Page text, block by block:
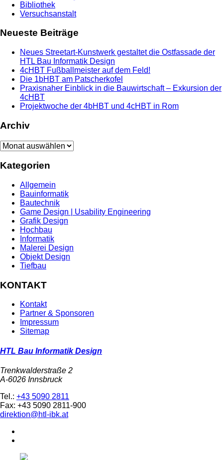
Bibliothek
Versuchsanstalt
Neueste Beiträge
Neues Streetart-Kunstwerk gestaltet die Ostfassade der
HTL Bau Informatik Design
4cHBT Fußballmeister auf dem Feld!
Die 1bHBT am Patscherkofel
Praxisnaher Einblick in die Bauwirtschaft – Exkursion der
4cHBT
Projektwoche der 4bHBT und 4cHBT in Rom
Archiv
Archiv
Kategorien
Allgemein
Bauinformatik
Bautechnik
Game Design | Usability Engineering
Grafik Design
Hochbau
Informatik
Malerei Design
Objekt Design
Tiefbau
KONTAKT
Kontakt
Partner & Sponsoren
Impressum
Sitemap
HTL Bau Informatik Design
Trenkwalderstraße 2
A-6026 Innsbruck
Tel.: +43 5090 2811
Fax: +43 5090 2811-900
direktion@htl-ibk.at